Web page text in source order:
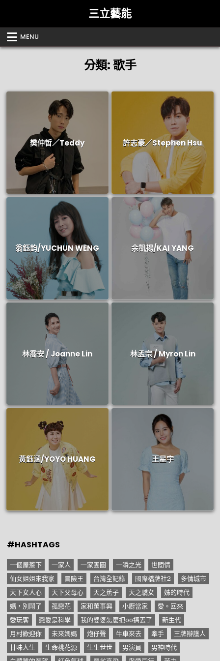
三立藝能
MENU
分類: 歌手
樊仲哲／Teddy 許志豪／Stephen Hsu
翁鈺鈞/YUCHUN WENG 余凱揚/KAI YANG
林喬安 / Joanne Lin 林孟宗 / Myron Lin
黃鈺涵/YOYO HUANG 王星宇
#HASHTAGS
一個屋簷下 一家人 一家團圓 一瞬之光
世間情
仙女姐姐來我家
冒險王 台灣全記錄 國際橋牌社2
多情城市
天下女人心
天下父母心 天之蕉子 天之驕女
姊的時代
媽，別鬧了
孤戀花 家和萬事興 小廚當家
愛。回來
愛玩客
戀愛是科學 我的婆婆怎麼把oo搞丟了
新生代
月村歡迎你
未來媽媽 炮仔聲 牛車來去 牽手
王牌辯護人
甘味人生
生命桃花源 生生世世 男演員
男神時代